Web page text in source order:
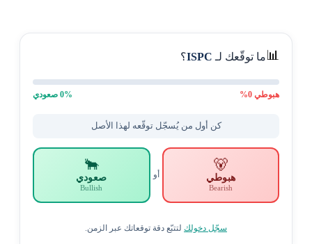
📊ما توقّعك لـISPC؟
هبوطي0
%
0% صعودي
كن أول من يُسجّل توقّعه لهذا الأصل
🐻
هبوطي
Bearish
أو
🐂
صعودي
Bullish
سجّل دخولكلتتبّع دقة توقعاتك عبر الزمن.